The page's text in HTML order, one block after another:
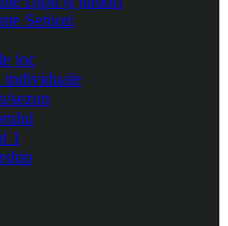
Seniori
joc
individuale
sezon
1